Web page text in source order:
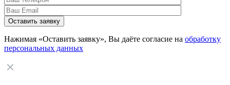
Нажимая «Оставить заявку», Вы даёте согласие на обработку
персональных данных